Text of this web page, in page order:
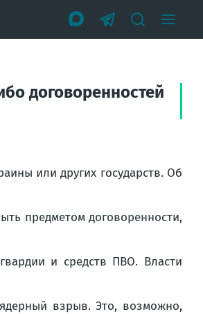
договоренностей
или других государств. Об
предметом договоренности,
и средств ПВО. Власти
взрыв. Это, возможно,